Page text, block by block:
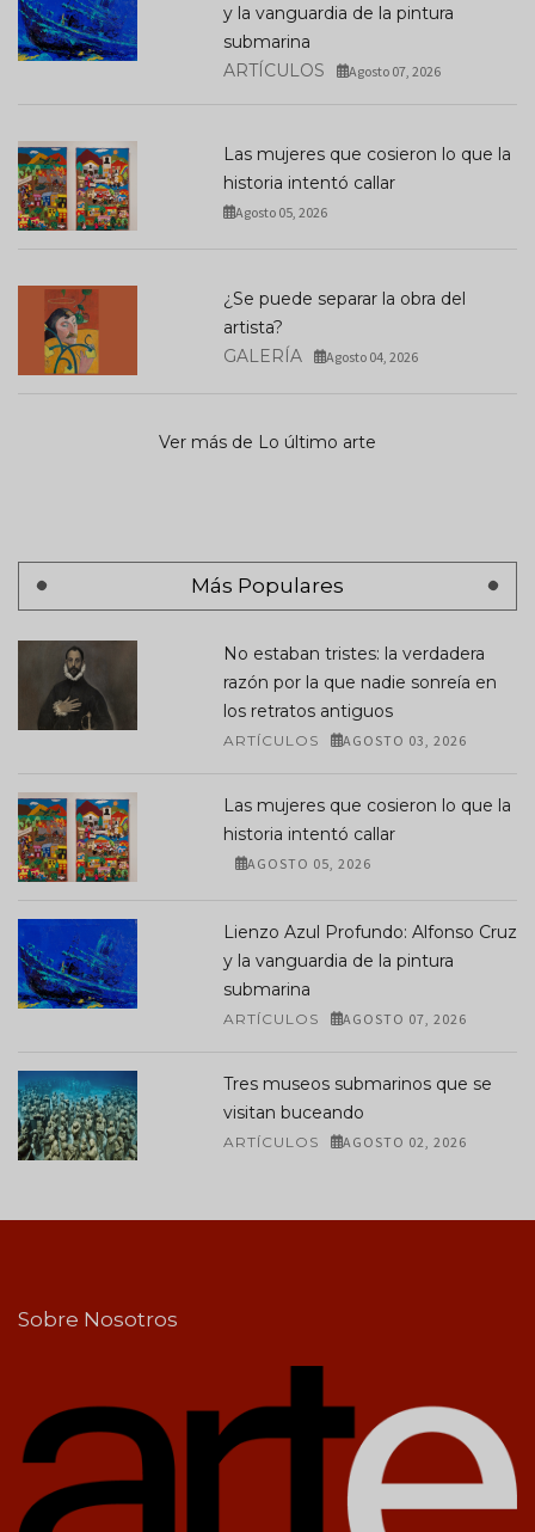
y la vanguardia de la pintura
submarina
ARTÍCULOS
Agosto 07, 2026
Las mujeres que cosieron lo que la
historia intentó callar
Agosto 05, 2026
¿Se puede separar la obra del
artista?
GALERÍA
Agosto 04, 2026
Ver más de Lo último arte
Más Populares
No estaban tristes: la verdadera
razón por la que nadie sonreía en
los retratos antiguos
ARTÍCULOS AGOSTO 03, 2026
Las mujeres que cosieron lo que la
historia intentó callar
AGOSTO 05, 2026
Lienzo Azul Profundo: Alfonso Cruz
y la vanguardia de la pintura
submarina
ARTÍCULOS AGOSTO 07, 2026
Tres museos submarinos que se
visitan buceando
ARTÍCULOS AGOSTO 02, 2026
Sobre Nosotros